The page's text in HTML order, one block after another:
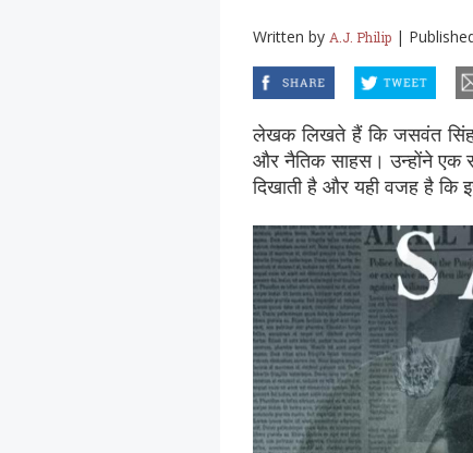
Written by A.J. Philip |
लेखक लिखते हैं कि जसवंत सिंह
और नैतिक साहस। उन्होंने एक
दिखाती है और यही वजह है कि